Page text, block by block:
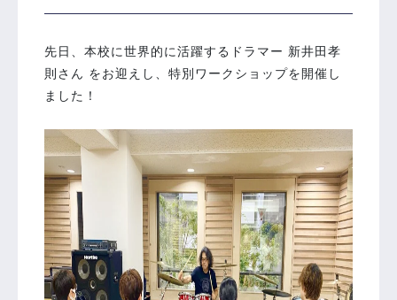
先日、本校に世界的に活躍するドラマー 新井田孝
則さん をお迎えし、特別ワークショップを開催し
ました！